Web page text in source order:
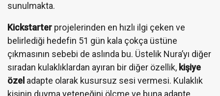
sunulmakta.
Kickstarter projelerinden en hızlı ilgi çeken ve
belirlediği hedefin 51 gün kala çokça üstüne
çıkmasının sebebi de aslında bu. Üstelik Nura’yı diğer
sıradan kulaklıklardan ayıran bir diğer özellik, kişiye
özel adapte olarak kusursuz sesi vermesi. Kulaklık